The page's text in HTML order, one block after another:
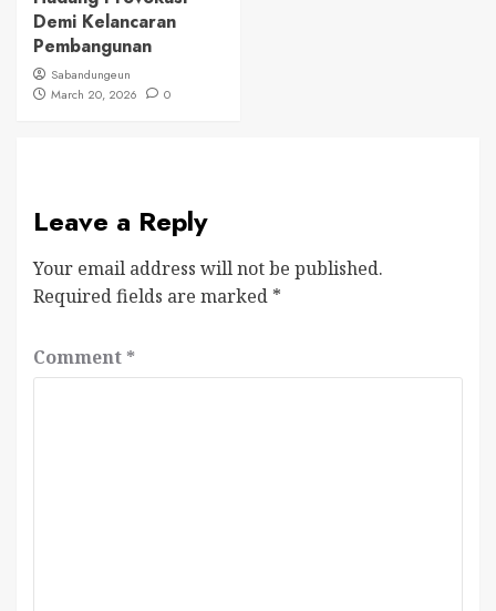
Demi Kelancaran
Pembangunan
Sabandungeun
March 20, 2026
0
Leave a Reply
Your email address will not be published.
Required fields are marked *
Comment *